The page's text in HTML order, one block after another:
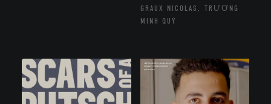
GRAUX NICOLAS, TRƯƠNG
MINH QUÝ